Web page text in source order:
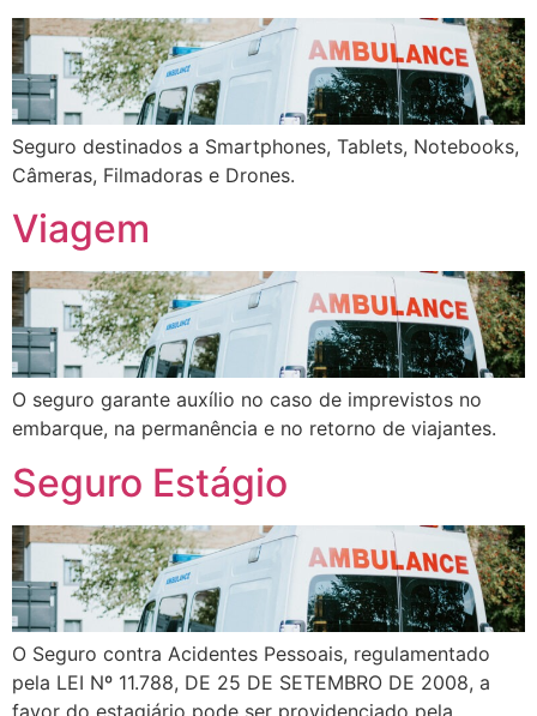
Seguro destinados a Smartphones, Tablets, Notebooks,
Câmeras, Filmadoras e Drones.
Viagem
O seguro garante auxílio no caso de imprevistos no
embarque, na permanência e no retorno de viajantes.
Seguro Estágio
O Seguro contra Acidentes Pessoais, regulamentado
pela LEI Nº 11.788, DE 25 DE SETEMBRO DE 2008, a
favor do estagiário pode ser providenciado pela